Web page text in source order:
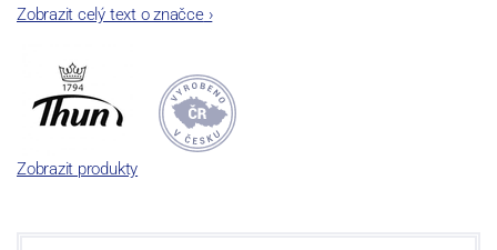
společnosti a v jejím areálu jsou umístěny i provoz servis a výroba
a ve své výrobě navazuje na více jak 220-letou tradici výroby
porcelánu. Kapacita tohoto závodu je 3.500 - 4.000 tun ročně,
závod je vybaven moderními technologickými zařízeními -
isostatické lisy, tlakové lití, glazovací komplex, rychlovýpalná pec,
komorová pec, vtavná dekorační pec. Závod nabízí své výrobky jak
Zobrazit celý text o značce›
Zobrazit produkty